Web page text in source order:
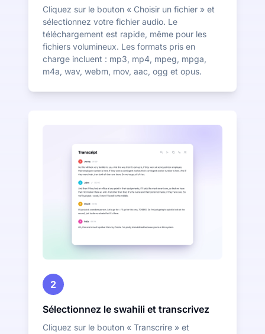
Cliquez sur le bouton « Choisir un fichier » et
sélectionnez votre fichier audio. Le
téléchargement est rapide, même pour les
fichiers volumineux. Les formats pris en
charge incluent : mp3, mp4, mpeg, mpga,
m4a, wav, webm, mov, aac, ogg et opus.
2
Sélectionnez le swahili et transcrivez
Cliquez sur le bouton « Transcrire » et